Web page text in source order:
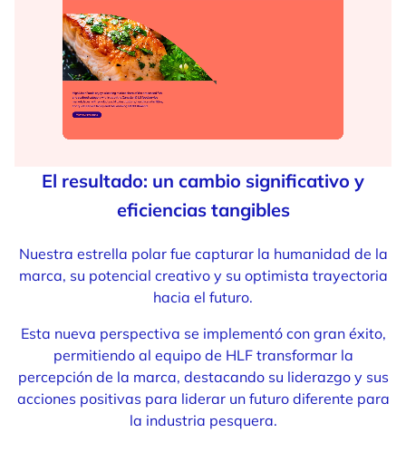
El resultado: un cambio significativo y
eficiencias tangibles
Nuestra estrella polar fue capturar la humanidad de la
marca, su potencial creativo y su optimista trayectoria
hacia el futuro.
Esta nueva perspectiva se implementó con gran éxito,
permitiendo al equipo de HLF transformar la
percepción de la marca, destacando su liderazgo y sus
acciones positivas para liderar un futuro diferente para
la industria pesquera.